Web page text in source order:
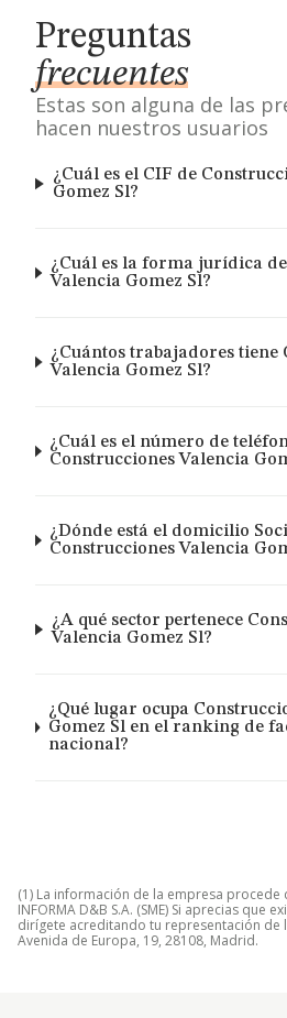
Preguntas
frecuentes
Estas son alguna de las
hacen nuestros usuarios
¿Cuál es el CIF de
Gomez Sl?
¿Cuál es la forma jurídica
Valencia Gomez Sl?
¿Cuántos trabajadores tiene
Valencia Gomez Sl?
¿Cuál es el número de
Construcciones Valencia
¿Dónde está el domicilio
Construcciones Valencia
¿A qué sector pertenece
Valencia Gomez Sl?
¿Qué lugar ocupa
Gomez Sl en el ranking de
nacional?
(1) La información de la empresa procede
INFORMA D&B S.A. (SME) Si aprecias que
dirígete acreditando tu representación de
Avenida de Europa, 19, 28108, Madrid.